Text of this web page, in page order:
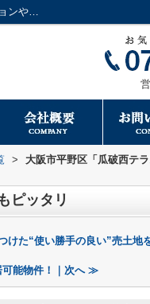
大阪市平野区「瓜破西テラス」450万円──初めての不動産投資にもピッタリ｜大阪市のマンションや戸建てなどの不動産情報は日本トータルプロデュースへ
>
大阪市平野区「瓜破西テ
ピッタリ
けた“使い勝手の良い”売土地
可能物件！｜次へ ≫